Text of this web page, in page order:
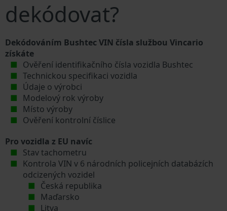
dekódovat?
Dekódováním Bushtec VIN čísla službou Vincario
získáte
Ověření identifikačního čísla vozidla Bushtec
Technickou specifikaci vozidla
Údaje o výrobci
Modelový rok výroby
Místo výroby
Ověření kontrolní číslice
Pro vozidla z EU navíc
Stav tachometru
Kontrola VIN v 6 národních policejních databázích
odcizených vozidel
Česká republika
Maďarsko
Litva